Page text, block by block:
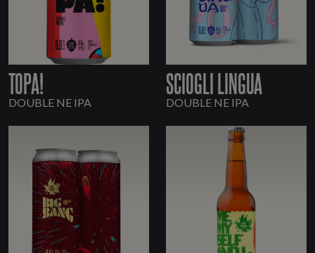
TOPA!
DOUBLE NE IPA
SCIOGLI LINGUA
DOUBLE NE IPA